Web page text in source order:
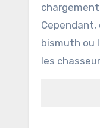
Cependant,
bismuth ou
les